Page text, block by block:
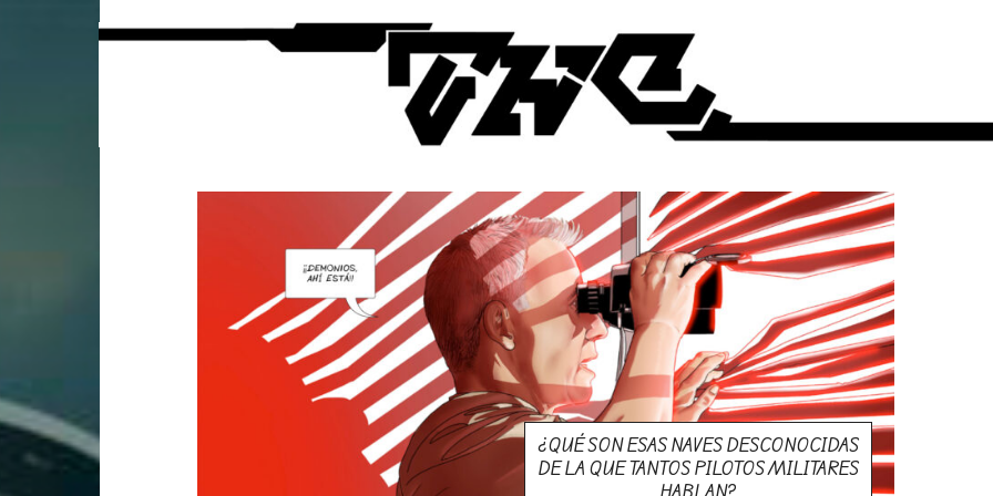
¿QUÉ SON ESAS NAVES DESCONOCIDAS
DE LA QUE TANTOS PILOTOS MILITARES